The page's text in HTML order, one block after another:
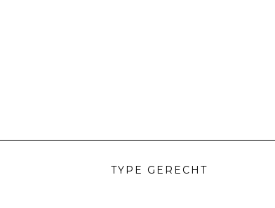
TYPE GERECHT